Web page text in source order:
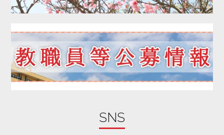
2020年01月
2019年11月
2019年10月
2019年09月
2019年08月
SNS